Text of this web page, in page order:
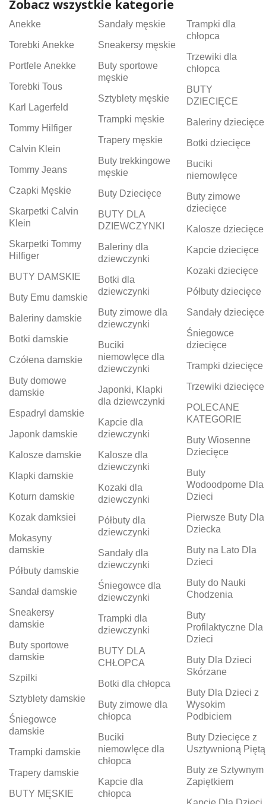
Zobacz wszystkie kategorie
Anekke
Torebki Anekke
Portfele Anekke
Torebki Tous
Karl Lagerfeld
Tommy Hilfiger
Calvin Klein
Tommy Jeans
Czapki Męskie
Skarpetki Calvin
Klein
Skarpetki Tommy
Hilfiger
BUTY DAMSKIE
Buty Emu damskie
Baleriny damskie
Botki damskie
Czółena damskie
Buty domowe
damskie
Espadryl damskie
Japonk damskie
Kalosze damskie
Klapki damskie
Koturn damskie
Kozak damksiei
Mokasyny
damskie
Półbuty damskie
Sandał damskie
Sneakersy
damskie
Buty sportowe
damskie
Szpilki
Sztyblety damskie
Śniegowce
damskie
Trampki damskie
Trapery damskie
BUTY MĘSKIE
Sandały męskie
Sneakersy męskie
Buty sportowe
męskie
Sztyblety męskie
Trampki męskie
Trapery męskie
Buty trekkingowe
męskie
Buty Dziecięce
BUTY DLA
DZIEWCZYNKI
Baleriny dla
dziewczynki
Botki dla
dziewczynki
Buty zimowe dla
dziewczynki
Buciki
niemowlęce dla
dziewczynki
Japonki, Klapki
dla dziewczynki
Kapcie dla
dziewczynki
Kalosze dla
dziewczynki
Kozaki dla
dziewczynki
Półbuty dla
dziewczynki
Sandały dla
dziewczynki
Śniegowce dla
dziewczynki
Trampki dla
dziewczynki
BUTY DLA
CHŁOPCA
Botki dla chłopca
Buty zimowe dla
chłopca
Buciki
niemowlęce dla
chłopca
Kapcie dla
chłopca
Trampki dla
chłopca
Trzewiki dla
chłopca
BUTY
DZIECIĘCE
Baleriny dziecięce
Botki dziecięce
Buciki
niemowlęce
Buty zimowe
dziecięce
Kalosze dziecięce
Kapcie dziecięce
Kozaki dziecięce
Półbuty dziecięce
Sandały dziecięce
Śniegowce
dziecięce
Trampki dziecięce
Trzewiki dziecięce
POLECANE
KATEGORIE
Buty Wiosenne
Dziecięce
Buty
Wodoodporne Dla
Dzieci
Pierwsze Buty Dla
Dziecka
Buty na Lato Dla
Dzieci
Buty do Nauki
Chodzenia
Buty
Profilaktyczne Dla
Dzieci
Buty Dla Dzieci
Skórzane
Buty Dla Dzieci z
Wysokim
Podbiciem
Buty Dziecięce z
Usztywnioną Piętą
Buty ze Sztywnym
Zapiętkiem